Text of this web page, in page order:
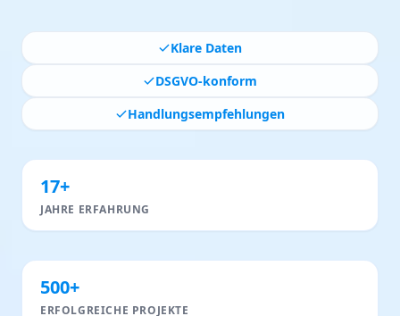
Klare Daten
DSGVO-konform
Handlungsempfehlungen
17+
JAHRE ERFAHRUNG
500+
ERFOLGREICHE PROJEKTE